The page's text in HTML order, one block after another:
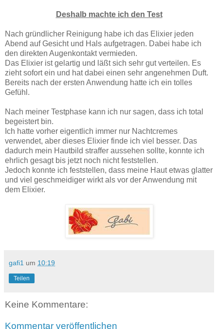
Deshalb machte ich den Test
Nach gründlicher Reinigung habe ich das Elixier jeden
Abend auf Gesicht und Hals aufgetragen. Dabei habe ich
den direkten Augenkontakt vermieden.
Das Elixier ist gelartig und läßt sich sehr gut verteilen. Es
zieht sofort ein und hat dabei einen sehr angenehmen Duft.
Bereits nach der ersten Anwendung hatte ich ein tolles
Gefühl.
Nach meiner Testphase kann ich nur sagen, dass ich total
begeistert bin.
Ich hatte vorher eigentlich immer nur Nachtcremes
verwendet, aber dieses Elixier finde ich viel besser. Das
dadurch mein Hautbild straffer aussehen sollte, konnte ich
ehrlich gesagt bis jetzt noch nicht feststellen.
Jedoch konnte ich feststellen, dass meine Haut etwas glatter
und viel geschmeidiger wirkt als vor der Anwendung mit
dem Elixier.
gafi1 um 10:19
Teilen
Keine Kommentare:
Kommentar veröffentlichen